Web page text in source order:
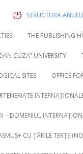
STRUCTURA
THE PUBLISHING
CUZA” UNIVERSITY
SITES OFFICE
– DOMENIUL
CU ŢĂRILE TERŢE